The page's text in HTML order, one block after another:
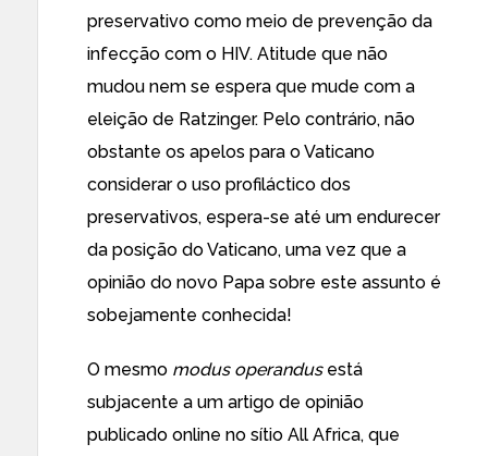
preservativo como meio de prevenção da
infecção com o HIV. Atitude que não
mudou nem se espera que mude com a
eleição de Ratzinger. Pelo contrário, não
obstante os apelos para o Vaticano
considerar o uso profiláctico dos
preservativos, espera-se até um endurecer
da posição do Vaticano, uma vez que a
opinião do novo Papa sobre este assunto é
sobejamente conhecida!
O mesmo modus operandusestá
subjacente a um artigo de opinião
publicado online no sítio All Africa, que